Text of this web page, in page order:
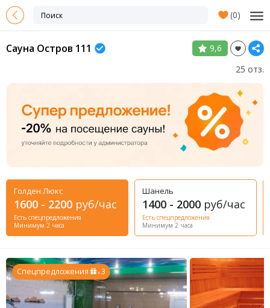
(0)
Сауна Остров 111
9,6
25 отз.
Голден Люкс
1600 - 2200 руб/час
Есть спецпредложения
Минимум 2 часа
Шанель
1400 - 2000 руб/час
Есть спецпредложения
Минимум 2 часа
Спецпредложения x3